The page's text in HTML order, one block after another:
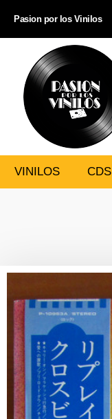
Pasion por los Vinilos
VINILOS CDS